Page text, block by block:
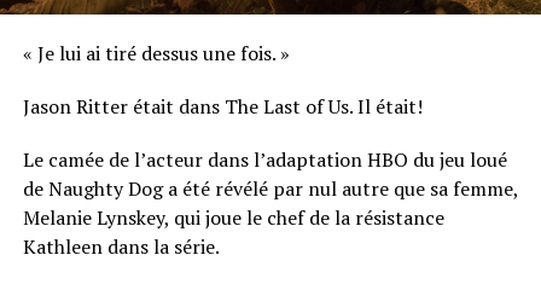
« Je lui ai tiré dessus une fois. »
Jason Ritter était dans The Last of Us. Il était!
Le camée de l’acteur dans l’adaptation HBO du jeu loué
de Naughty Dog a été révélé par nul autre que sa femme,
Melanie Lynskey, qui joue le chef de la résistance
Kathleen dans la série.